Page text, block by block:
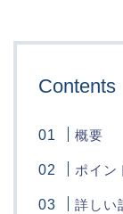
Contents
概要
ポイン
詳しい